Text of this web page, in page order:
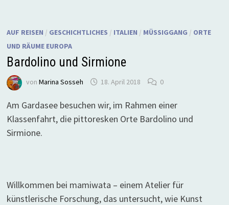
AUF REISEN / GESCHICHTLICHES / ITALIEN / MÜSSIGGANG / ORTE
UND RÄUME EUROPA
Bardolino und Sirmione
von Marina Sosseh 18. April 2018 0
Am Gardasee besuchen wir, im Rahmen einer
Klassenfahrt, die pittoresken Orte Bardolino und
Sirmione.
Willkommen bei mamiwata – einem Atelier für
künstlerische Forschung, das untersucht, wie Kunst